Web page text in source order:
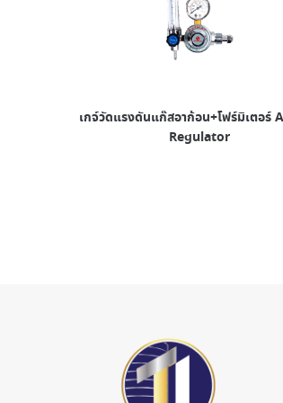
เกจ์วัดแรงดันแก๊สอาก้อน+โฟร์มิเตอร์
Regulator